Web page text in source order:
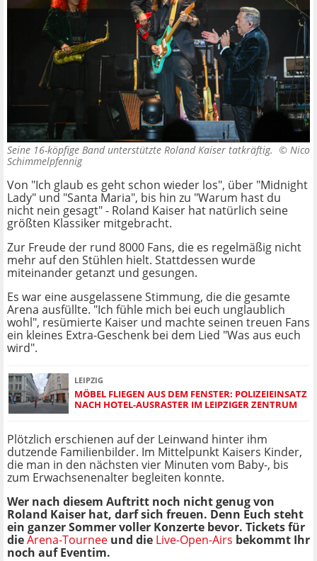
Seine 16-köpfige Band unterstützte Roland Kaiser tatkräftig. © Nico
Schimmelpfennig
Von "Ich glaub es geht schon wieder los", über "Midnight
Lady" und "Santa Maria", bis hin zu "Warum hast du
nicht nein gesagt" - Roland Kaiser hat natürlich seine
größten Klassiker mitgebracht.
Zur Freude der rund 8000 Fans, die es regelmäßig nicht
mehr auf den Stühlen hielt. Stattdessen wurde
miteinander getanzt und gesungen.
Es war eine ausgelassene Stimmung, die die gesamte
Arena ausfüllte. "Ich fühle mich bei euch unglaublich
wohl", resümierte Kaiser und machte seinen treuen Fans
ein kleines Extra-Geschenk bei dem Lied "Was aus euch
wird".
LEIPZIG
MÖBEL FLIEGEN AUS DEM FENSTER: POLIZEIEINSATZ
NACH HOTEL-AUSRASTER IM LEIPZIGER ZENTRUM
Plötzlich erschienen auf der Leinwand hinter ihm
dutzende Familienbilder. Im Mittelpunkt Kaisers Kinder,
die man in den nächsten vier Minuten vom Baby-, bis
zum Erwachsenenalter begleiten konnte.
Wer nach diesem Auftritt noch nicht genug von
Roland Kaiser hat, darf sich freuen. Denn Euch steht
ein ganzer Sommer voller Konzerte bevor. Tickets für
dieArena-Tournee und die Live-Open-Airs bekommt Ihr
noch auf Eventim.